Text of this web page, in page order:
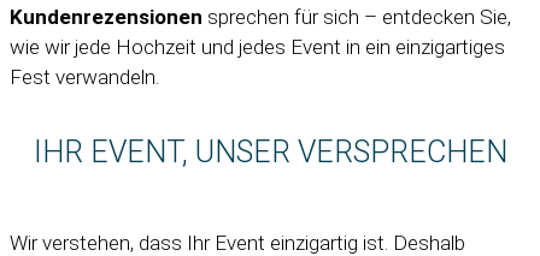
Kundenrezensionen sprechen für sich – entdecken Sie,
wie wir jede Hochzeit und jedes Event in ein einzigartiges
Fest verwandeln.
IHR EVENT, UNSER VERSPRECHEN
Wir verstehen, dass Ihr Event einzigartig ist. Deshalb